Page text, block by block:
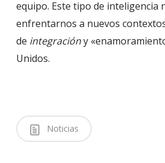
equipo. Este tipo de inteligencia
enfrentarnos a nuevos
de integracióny
Unidos.
Noticias